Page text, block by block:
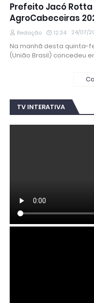
Prefeito Jacó
AgroCabeceiras
Redação 12:34 24/07/
Na manhã desta quinta-
(União Brasil) concedeu
TV INTERATIVA